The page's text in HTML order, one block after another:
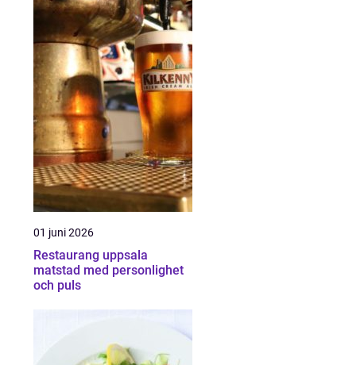
01 juni 2026
Restaurang uppsala
matstad med personlighet
och puls